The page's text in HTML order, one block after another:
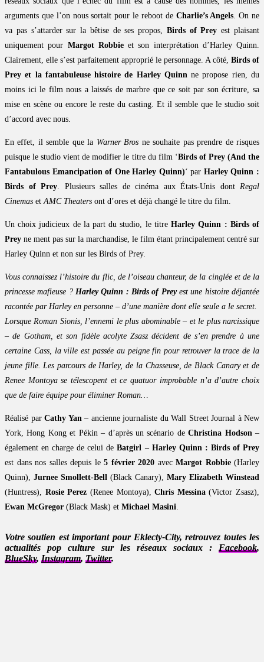
arguments que l’on nous sortait pour le reboot de Charlie’s Angels. On ne
va pas s’attarder sur la bêtise de ses propos, Birds of Prey est plaisant
uniquement pour Margot Robbieet son interprétation d’Harley Quinn.
Clairement, elle s’est parfaitement approprié le personnage. A côté, Birds of
Prey et la fantabuleuse histoire de Harley Quinnne propose rien, du
moins ici le film nous a laissés de marbre que ce soit par son écriture, sa
mise en scène ou encore le reste du casting. Et il semble que le studio soit
d’accord avec nous.
En effet, il semble que la Warner Bros ne souhaite pas prendre de risques
puisque le studio vient de modifier le titre du film ‘Birds of Prey (And the
Fantabulous Emancipation of One Harley Quinn)‘ par Harley Quinn :
Birds of Prey. Plusieurs salles de cinéma aux États-Unis dont Regal
Cinemas etAMC Theaters ont d’ores et déjà changé le titre du film.
Un choix judicieux de la part du studio, le titreHarley Quinn : Birds of
Prey ne ment pas sur la marchandise, le film étant principalement centré sur
Harley Quinn et non sur les Birds of Prey.
Vous connaissez l’histoire du flic, de l’oiseau chanteur, de la cinglée et de la
princesse mafieuse ? Harley Quinn : Birds of Preyest une histoire déjantée
racontée par Harley en personne – d’une manière dont elle seule a le secret.
Lorsque Roman Sionis, l’ennemi le plus abominable – et le plus narcissique
– de Gotham, et son fidèle acolyte Zsasz décident de s’en prendre à une
certaine Cass, la ville est passée au peigne fin pour retrouver la trace de la
jeune fille. Les parcours de Harley, de la Chasseuse, de Black Canary et de
Renee Montoya se télescopent et ce quatuor improbable n’a d’autre choix
que de faire équipe pour éliminer Roman…
Réalisé par Cathy Yan– ancienne journaliste du Wall Street Journal à New
York, Hong Kong et Pékin – d’après un scénario deChristina Hodson–
également en charge de celui deBatgirl – Harley Quinn : Birds of Prey
est dans nos salles depuis le 5 février 2020 avec Margot Robbie(Harley
Quinn), Jurnee Smollett-Bell (Black Canary), Mary Elizabeth Winstead
(Huntress), Rosie Perez (Renee Montoya),Chris Messina(Victor Zsasz),
Ewan McGregor (Black Mask) et Michael Masini.
Votre soutien est important pour Eklecty-City, retrouvez toutes les
actualités pop culture sur les réseaux sociaux : Facebook,
BlueSky, Instagram, Twitter.